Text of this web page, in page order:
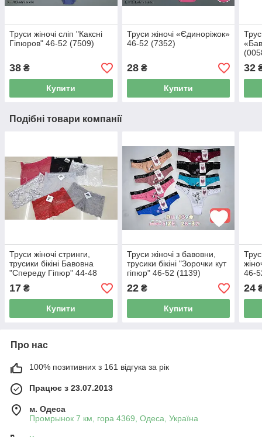
Труси жіночі сліп "Каксні
Гіпюров" 46-52 (7509)
38 ₴
Купити
Труси жіночі «Єдиноріжок»
46-52 (7352)
28₴
Купити
32
Подібні товари компанії
Труси жіночі стринги,
трусики бікіні Бавовна
"Спереду Гіпюр" 44-48
17 ₴
Купити
Труси жіночі з бавовни,
трусики бікіні "Зорочки кут
гіпюр" 46-52 (1139)
22₴
Купити
46-
24
Про нас
100% позитивних з 161 відгука за рік
Працює з 23.07.2013
м. Одеса
Промрынок 7 км, гора 4369, Одеса, Україна